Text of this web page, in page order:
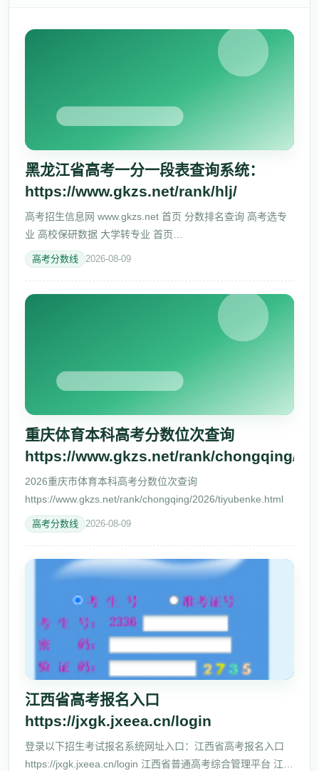
黑龙江省高考一分一段表查询系统：
https://www.gkzs.net/rank/hlj/
高考招生信息网 www.gkzs.net 首页 分数排名查询 高考选专
业 高校保研数据 大学转专业 首页
https://www.gkzs.net/rank/hlj/2026/physics/ 一分一段表 黑龙
江 2026物理类https://www.gkzs.net/ra
高考分数线 2026-08-09
重庆体育本科高考分数位次查询
https://www.gkzs.net/rank/chongqing/
2026重庆市体育本科高考分数位次查询
https://www.gkzs.net/rank/chongqing/2026/tiyubenke.html
高考分数线 2026-08-09
江西省高考报名入口
https://jxgk.jxeea.cn/login
登录以下招生考试报名系统网址入口：江西省高考报名入口
https://jxgk.jxeea.cn/login 江西省普通高考综合管理平台 江西